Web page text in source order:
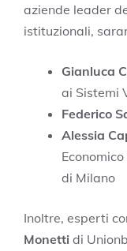
aziende leader
istituzionali,
Gianluca
ai Sistemi
Federico
Alessia
di Milano
Inoltre, esperti
Monetti di